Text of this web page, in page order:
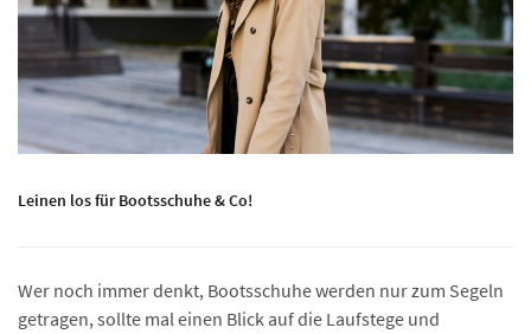
Leinen los für Bootsschuhe & Co!
Wer noch immer denkt, Bootsschuhe werden nur zum Segeln
getragen, sollte mal einen Blick auf die Laufstege und